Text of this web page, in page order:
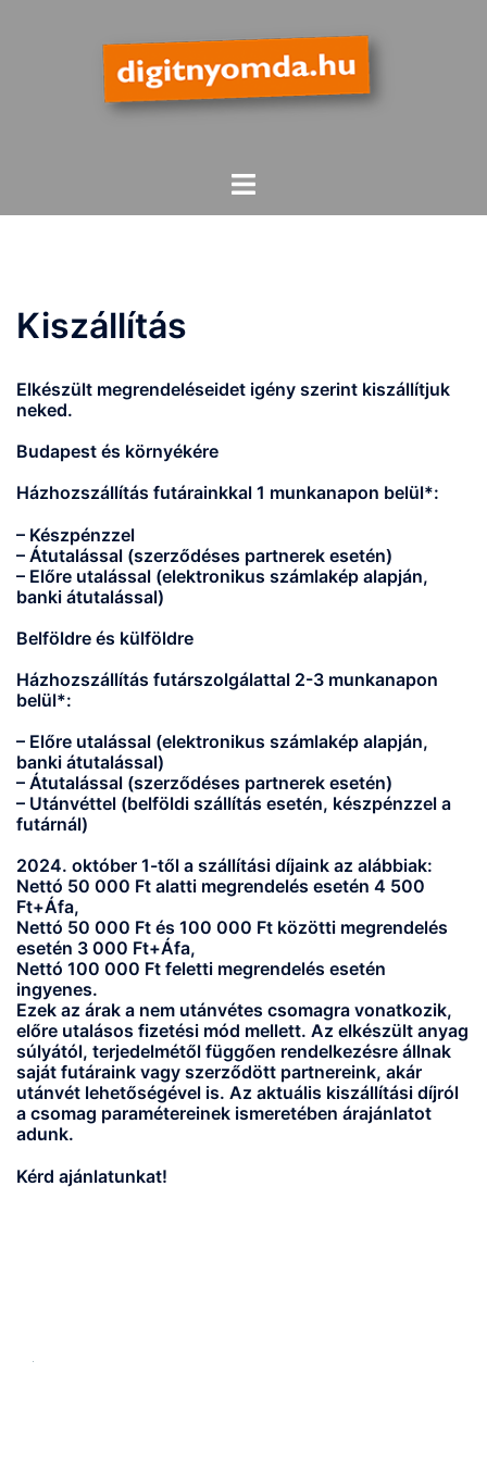
Toggle
Kiszállítás
Elkészült megrendeléseidet igény szerint kiszállítjuk
neked.
Budapest és környékére
Házhozszállítás futárainkkal 1 munkanapon belül*:
– Készpénzzel
– Átutalással (szerződéses partnerek esetén)
– Előre utalással (elektronikus számlakép alapján,
banki átutalással)
Belföldre és külföldre
Házhozszállítás futárszolgálattal 2-3 munkanapon
belül*:
– Előre utalással (elektronikus számlakép alapján,
banki átutalással)
– Átutalással (szerződéses partnerek esetén)
– Utánvéttel (belföldi szállítás esetén, készpénzzel a
futárnál)
2024. október 1-től a szállítási díjaink az alábbiak:
Nettó 50 000 Ft alatti megrendelés esetén 4 500
Ft+Áfa,
Nettó 50 000 Ft és 100 000 Ft közötti megrendelés
esetén 3 000 Ft+Áfa,
Nettó 100 000 Ft feletti megrendelés esetén
ingyenes.
Ezek az árak a nem utánvétes csomagra vonatkozik,
előre utalásos fizetési mód mellett. Az elkészült anyag
súlyától, terjedelmétől függően rendelkezésre állnak
saját futáraink vagy szerződött partnereink, akár
utánvét lehetőségével is. Az aktuális kiszállítási díjról
a csomag paramétereinek ismeretében árajánlatot
adunk.
Kérd ajánlatunkat!